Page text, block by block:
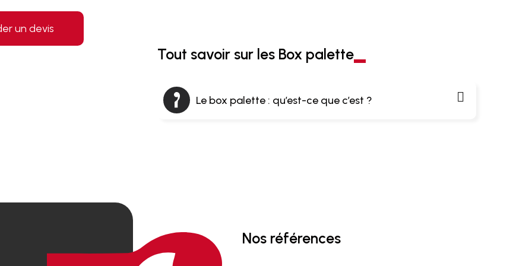
un devis
Tout savoir sur les Box palette
Le box palette : qu’est-ce que c’est ?
Nos références